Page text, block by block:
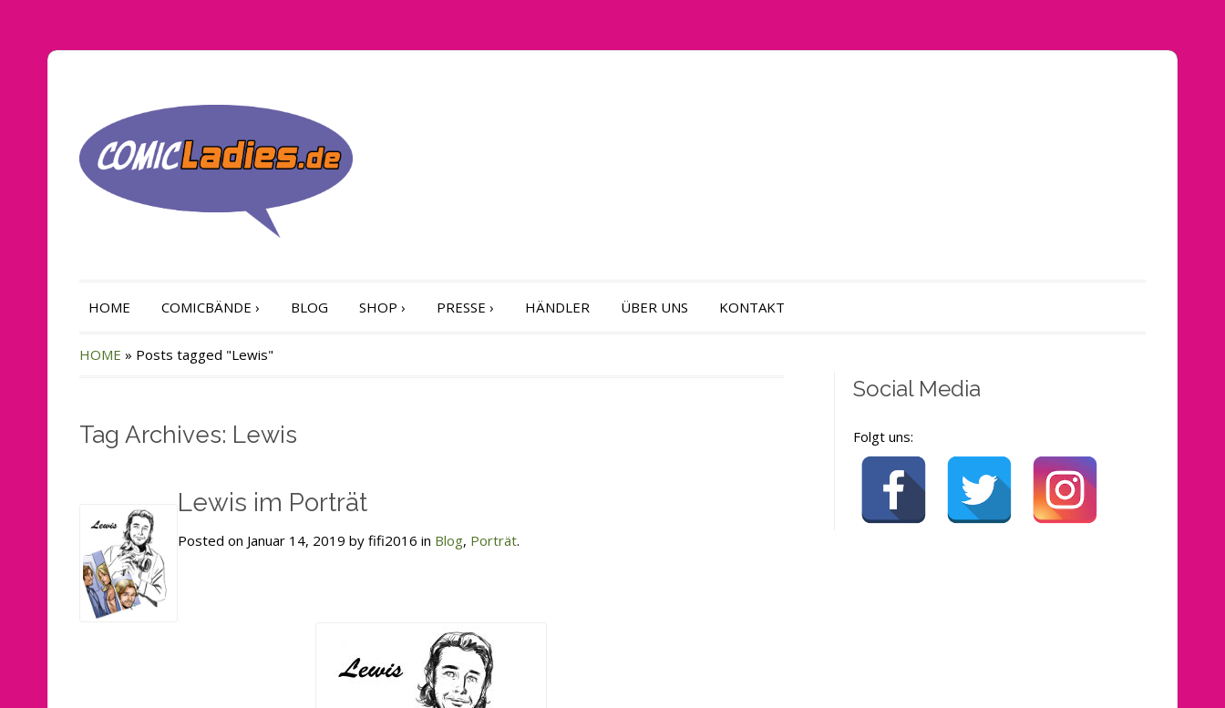
HOME COMICBÄNDE › BLOG SHOP › PRESSE › HÄNDLER ÜBER UNS KONTAKT
HOME » Posts tagged "Lewis"
Tag Archives: Lewis
Lewis im Porträt
Posted on Januar 14, 2019 by fifi2016 in Blog, Porträt.
Social Media
Folgt uns: